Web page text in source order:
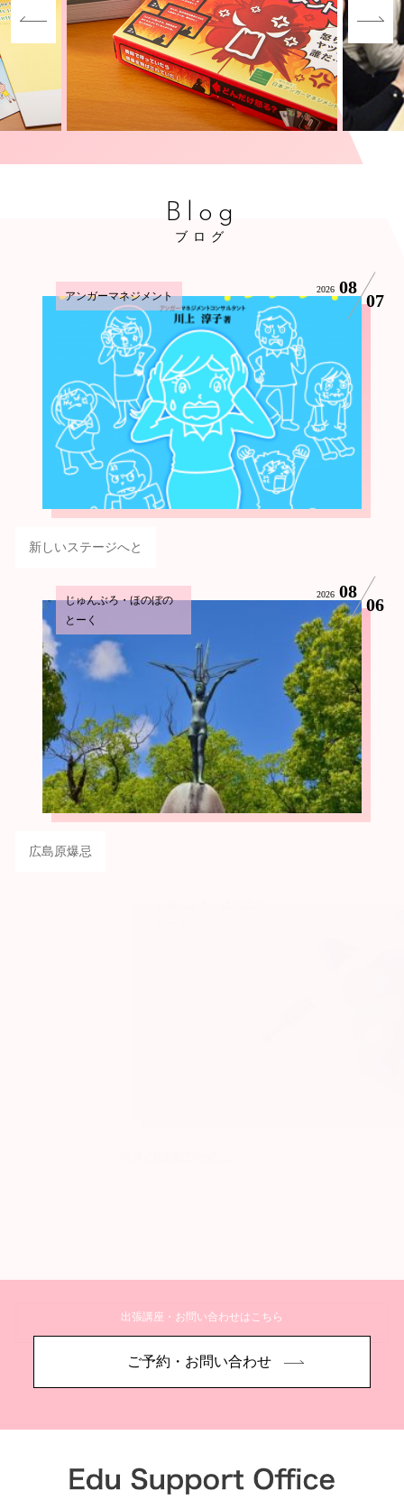
Blog
ブログ
アンガーマネジメント 2026 08
07
新しいステージへと
じゅんぶろ・ほのぼの
とーく
2026 08
06
広島原爆忌
詳しく見る
出張講座・お問い合わせはこちら
ご予約・お問い合わせ